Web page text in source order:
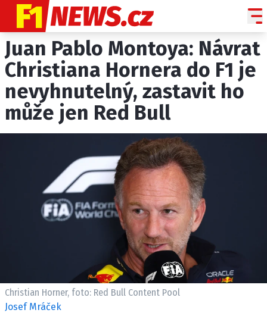
NOVINKY
GRAND PRIX
PADDOCK LINE
TECHNIKA
PROFILY JEZDCŮ
PROFILY TÝMŮ
ROZHOVORY
OSTATNÍ
SLEDUJTE NÁS NA|
ETICKÝ KODEX
KONTAKT
Juan Pablo Montoya: Návrat
Christiana Hornera do F1 je
nevyhnutelný, zastavit ho
může jen Red Bull
Christian Horner, foto: Red Bull Content Pool
Josef Mráček